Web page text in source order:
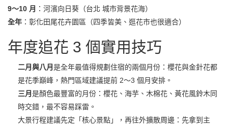
9～10 月 ：河濱向日葵（台北 城市背景花海）
全年 ：彰化田尾花卉園區（四季皆美、逛花市也很適合）
年度追花 3 個實用技巧
二月與八月是全年最值得規劃住宿的兩個月份：櫻花與金針花都
是花季巔峰，熱門區域建議提前 2～3 個月安排。
三月是顏色最豐富的月份：櫻花、海芋、木棉花、黃花風鈴木同
時交錯，最不容易踩雷。
大景行程建議先定「核心景點」，再往外擴散周邊：先拿到主